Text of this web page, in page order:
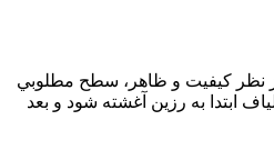
نظر كيفيت و ظاهر، سطح مطلوبي
ابتدا به رزين آغشته شود و بعد